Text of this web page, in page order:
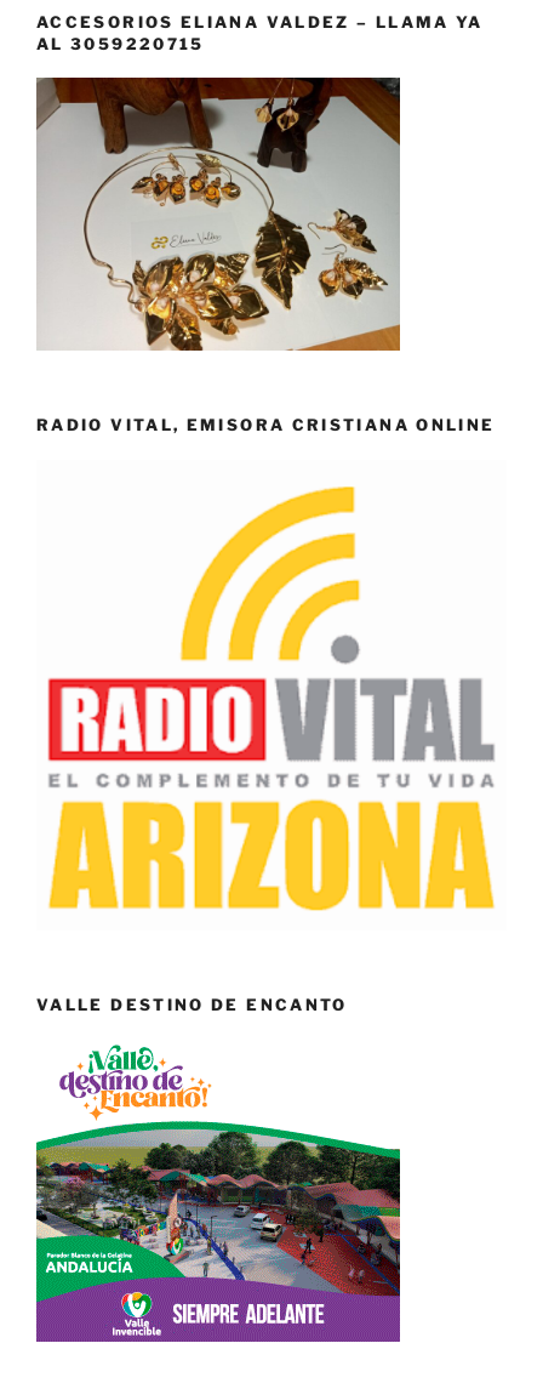
ACCESORIOS ELIANA VALDEZ – LLAMA YA
AL 3059220715
RADIO VITAL, EMISORA CRISTIANA ONLINE
VALLE DESTINO DE ENCANTO